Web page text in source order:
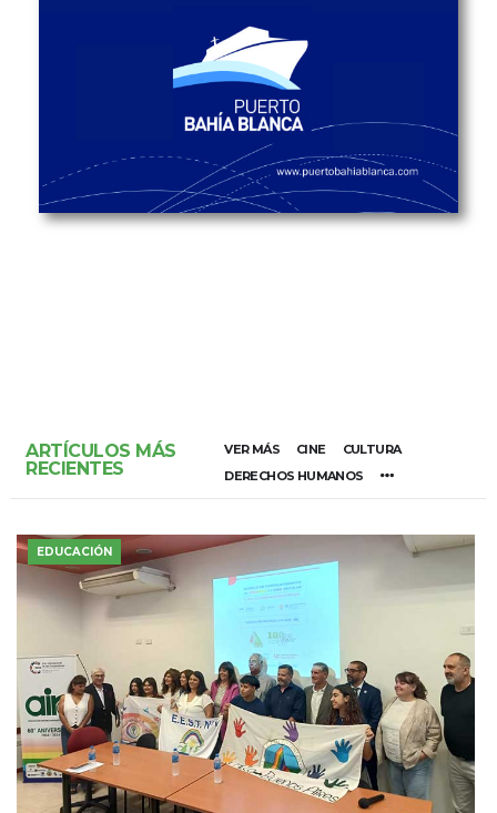
ARTÍCULOS MÁS
RECIENTES
VER MÁS CINE
CULTURA
DERECHOS HUMANOS
EDUCACIÓN